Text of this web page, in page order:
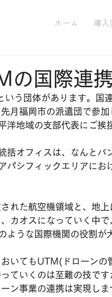
ホーム 導入
の国際連
いう団体があります。国
先月福岡市の派遣団で
洋地域の支部代表にご挨
括オフィスは、なんとバ
パシフィックエリアにお
れた航空機領域と、地
カオスになっていく中
ような国際機関の役割が
いてもUTM(ドローンの
ていくのは至難の技で
ン事業の連携は実現しま